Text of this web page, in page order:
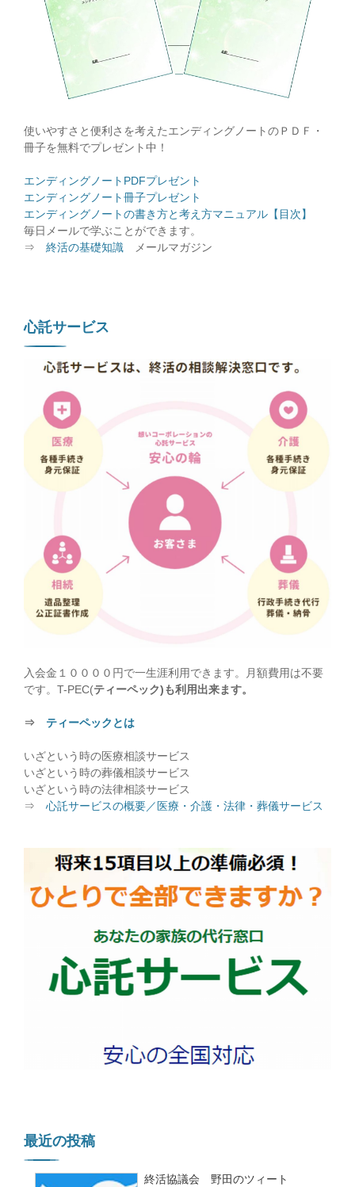
使いやすさと便利さを考えたエンディングノートのＰＤＦ・
冊子を無料でプレゼント中！
エンディングノートPDFプレゼント
エンディングノート冊子プレゼント
エンディングノートの書き方と考え方マニュアル【目次】
毎日メールで学ぶことができます。
⇒ 終活の基礎知識 メールマガジン
心託サービス
入会金１００００円で一生涯利用できます。月額費用は不要
です。T-PEC(ティーペック)も利用出来ます。
⇒ ティーペックとは
いざという時の医療相談サービス
いざという時の葬儀相談サービス
いざという時の法律相談サービス
⇒ 心託サービスの概要／医療・介護・法律・葬儀サービス
最近の投稿
終活協議会 野田のツィート